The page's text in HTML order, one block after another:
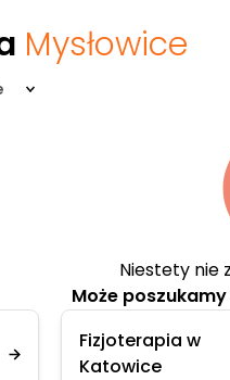
Mysłowice
Niestety nie
Może
Fizjoterapia w
Katowice